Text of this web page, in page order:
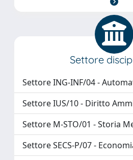
Settore
Settore ING-INF/04 -
Settore IUS/10 - Diritto
Settore M-STO/01 - Storia
Settore SECS-P/07 -